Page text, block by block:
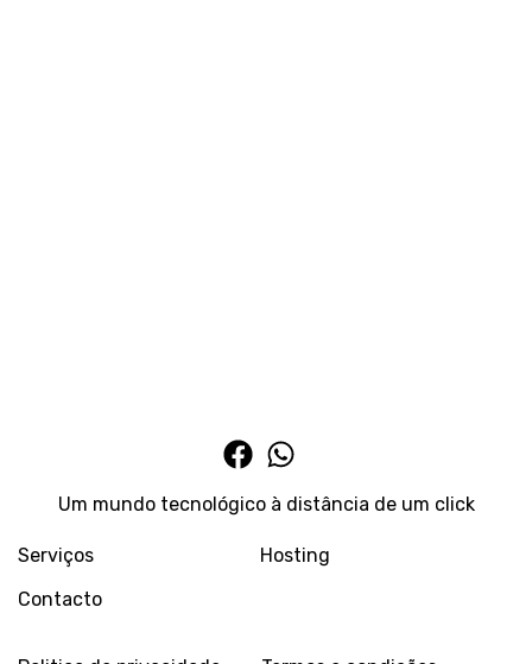
Um mundo tecnológico à distância de um click
Serviços
Hosting
Contacto